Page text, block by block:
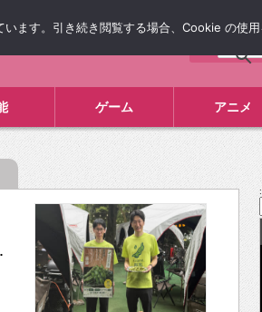
ゲーム アニメ
:
ます。引き続き閲覧する場合、Cookie の使用